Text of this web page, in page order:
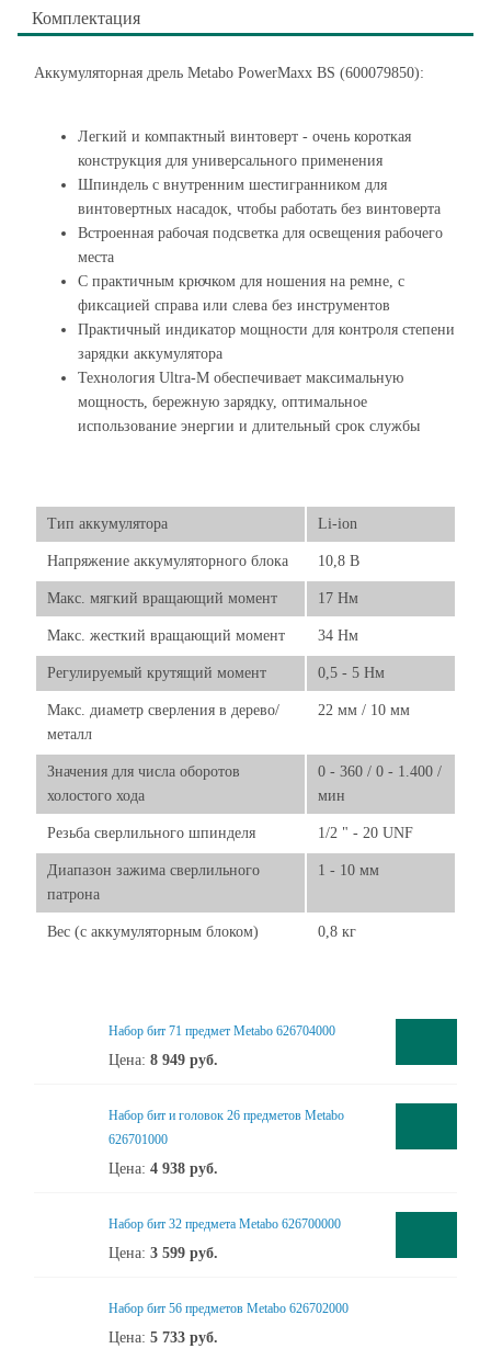
Комплектация
Аккумуляторная дрель Metabo PowerMaxx BS (600079850):
Легкий и компактный винтоверт - очень короткая
конструкция для универсального применения
Шпиндель с внутренним шестигранником для
винтовертных насадок, чтобы работать без винтоверта
Встроенная рабочая подсветка для освещения рабочего
места
С практичным крючком для ношения на ремне, с
фиксацией справа или слева без инструментов
Практичный индикатор мощности для контроля степени
зарядки аккумулятора
Технология Ultra-M обеспечивает максимальную
мощность, бережную зарядку, оптимальное
использование энергии и длительный срок службы
Тип аккумулятора Li-ion
Напряжение аккумуляторного блока 10,8 В
Макс. мягкий вращающий момент 17 Нм
Макс. жесткий вращающий момент 34 Нм
Регулируемый крутящий момент 0,5 - 5 Нм
Макс. диаметр сверления в дерево/
металл
22 мм / 10 мм
Значения для числа оборотов
холостого хода
0 - 360 / 0 - 1.400 /
мин
Резьба сверлильного шпинделя 1/2 " - 20 UNF
Диапазон зажима сверлильного
патрона
1 - 10 мм
Вес (с аккумуляторным блоком) 0,8 кг
Набор бит 71 предмет Metabo 626704000
Цена: 8 949 руб.
Набор бит и головок 26 предметов Metabo
626701000
Цена: 4 938 руб.
Набор бит 32 предмета Metabo 626700000
Цена: 3 599 руб.
Набор бит 56 предметов Metabo 626702000
Цена: 5 733 руб.